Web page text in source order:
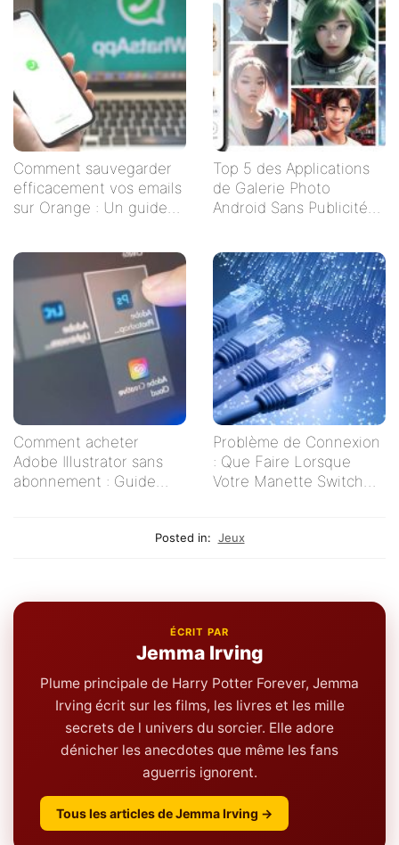
Comment sauvegarder
efficacement vos emails
sur Orange : Un guide
Top 5 des Applications
de Galerie Photo
Android Sans Publicités
Comment acheter
Adobe Illustrator sans
abonnement : Guide
Problème de Connexion
: Que Faire Lorsque
Votre Manette Switch
Posted in: Jeux
ÉCRIT PAR
Jemma Irving
Plume principale de Harry Potter Forever, Jemma
Irving écrit sur les films, les livres et les mille
secrets de l univers du sorcier. Elle adore
dénicher les anecdotes que même les fans
aguerris ignorent.
Tous les articles de Jemma Irving →